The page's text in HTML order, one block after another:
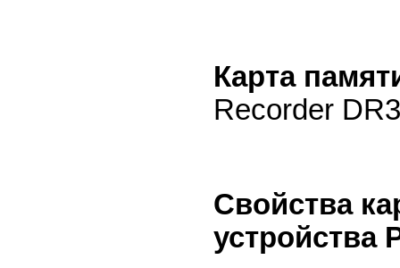
Карта
Recorder
Свойства
устройства